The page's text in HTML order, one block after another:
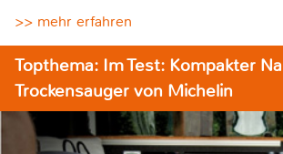
>> mehr erfahren
Topthema: Im Test: Kompakter
Trockensauger von Michelin